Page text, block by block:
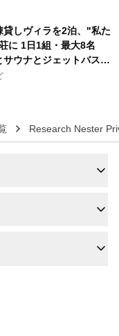
泊プランで
貸しヴィラを2泊、"私た
に 1日1組・最大8名
サウナとジェットバス付
Temps AWAJIの連泊
Research Nester